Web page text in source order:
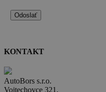
KONTAKT
AutoBors s.r.o.
Vojtechovce 321,